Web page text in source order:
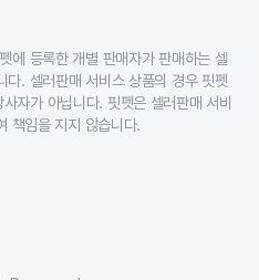
에 등록한 개별 판매자가 판매하는 셀
다. 셀러판매 서비스 상품의 경우 핏펫
자가 아닙니다. 핏펫은 셀러판매 서비
책임을 지지 않습니다.